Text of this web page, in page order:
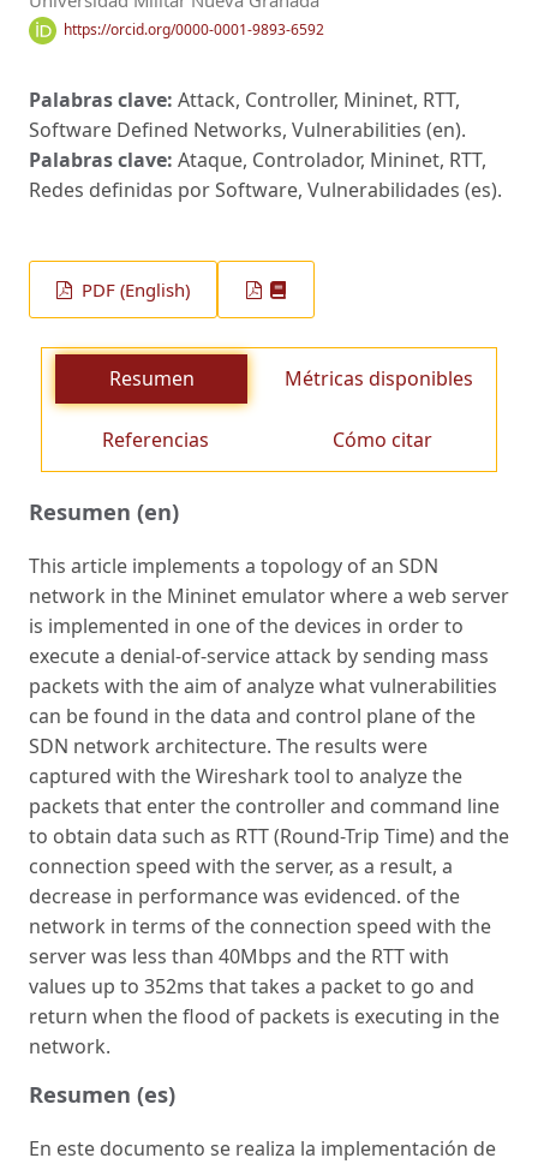
https://orcid.org/0000-0001-9893-6592
Palabras clave: Attack, Controller, Mininet, RTT,
Software Defined Networks, Vulnerabilities (en).
Palabras clave: Ataque, Controlador, Mininet, RTT,
Redes definidas por Software, Vulnerabilidades (es).
PDF (English)
Resumen Métricas disponibles
Referencias Cómo citar
Resumen (en)
This article implements a topology of an SDN
network in the Mininet emulator where a web server
is implemented in one of the devices in order to
execute a denial-of-service attack by sending mass
packets with the aim of analyze what vulnerabilities
can be found in the data and control plane of the
SDN network architecture. The results were
captured with the Wireshark tool to analyze the
packets that enter the controller and command line
to obtain data such as RTT (Round-Trip Time) and the
connection speed with the server, as a result, a
decrease in performance was evidenced. of the
network in terms of the connection speed with the
server was less than 40Mbps and the RTT with
values up to 352ms that takes a packet to go and
return when the flood of packets is executing in the
network.
Resumen (es)
En este documento se realiza la implementación de